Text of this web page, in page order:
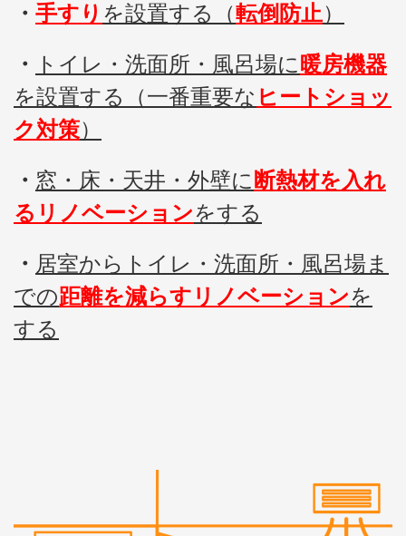
・ 手すり を設置する（転倒防止）
・ トイレ・洗面所・風呂場に 暖房機器
を設置する（一番重要な ヒートショッ
ク対策）
・ 窓・床・天井・外壁に 断熱材を入れ
るリノベーションをする
・ 居室からトイレ・洗面所・風呂場ま
での距離を減らすリノベーションを
する